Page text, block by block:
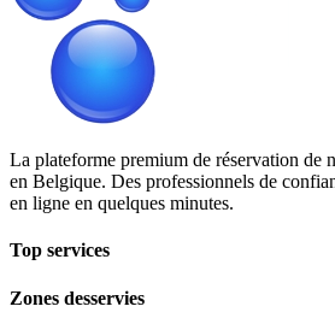
La plateforme premium de réservation de
en Belgique. Des professionnels de
en ligne en quelques minutes.
Top services
Zones desservies